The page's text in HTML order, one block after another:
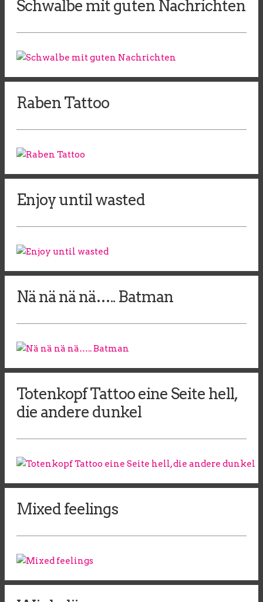
Schwalbe mit guten Nachrichten
Raben Tattoo
Enjoy until wasted
Nä nä nä nä….. Batman
Totenkopf Tattoo eine Seite hell,
die andere dunkel
Mixed feelings